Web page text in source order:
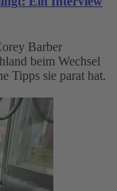
Barber
beim Wechsel
Tipps sie parat hat.